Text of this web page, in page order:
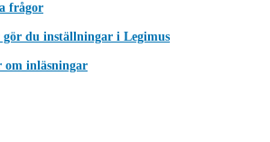
frågor
gör du inställningar i Legimus
om inläsningar